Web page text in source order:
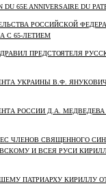
DU 65E ANNIVERSAIRE DU
РОССИЙСКОЙ
С 65-ЛЕТИЕМ
ПРЕДСТОЯТЕЛЯ
УКРАИНЫ В.Ф.
РОССИИ Д.А.
ЧЛЕНОВ СВЯЩЕННОГО
И ВСЕЯ РУСИ
ПАТРИАРХУ